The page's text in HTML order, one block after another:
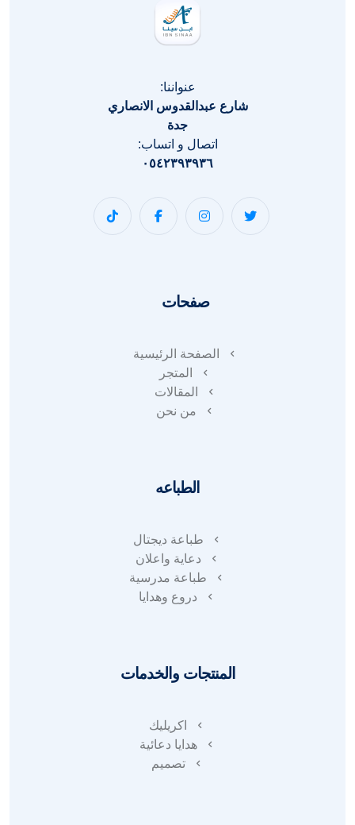
عنواننا:
شارع عبدالقدوس الانصاري
جدة
اتصال و اتساب:
٠٥٤٢٣٩٣٩٣٦
صفحات
الصفحة الرئيسية
المتجر
المقالات
من نحن
الطباعه
طباعة ديجتال
دعاية واعلان
طباعة مدرسية
دروع وهدايا
المنتجات والخدمات
اكريليك
هدايا دعائية
تصميم